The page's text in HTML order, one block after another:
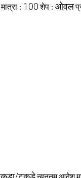
: 100 शेप : ओवल